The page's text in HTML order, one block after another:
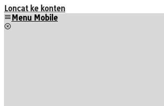
Loncat ke konten
Menu Mobile